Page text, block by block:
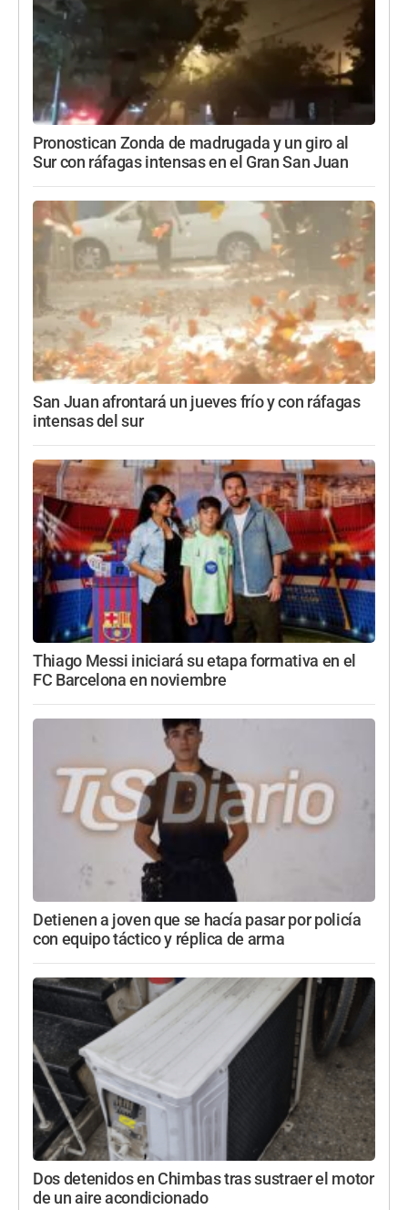
Pronostican Zonda de madrugada y un giro al
Sur con ráfagas intensas en el Gran San Juan
San Juan afrontará un jueves frío y con ráfagas
intensas del sur
Thiago Messi iniciará su etapa formativa en el
FC Barcelona en noviembre
Detienen a joven que se hacía pasar por policía
con equipo táctico y réplica de arma
Dos detenidos en Chimbas tras sustraer el motor
de un aire acondicionado